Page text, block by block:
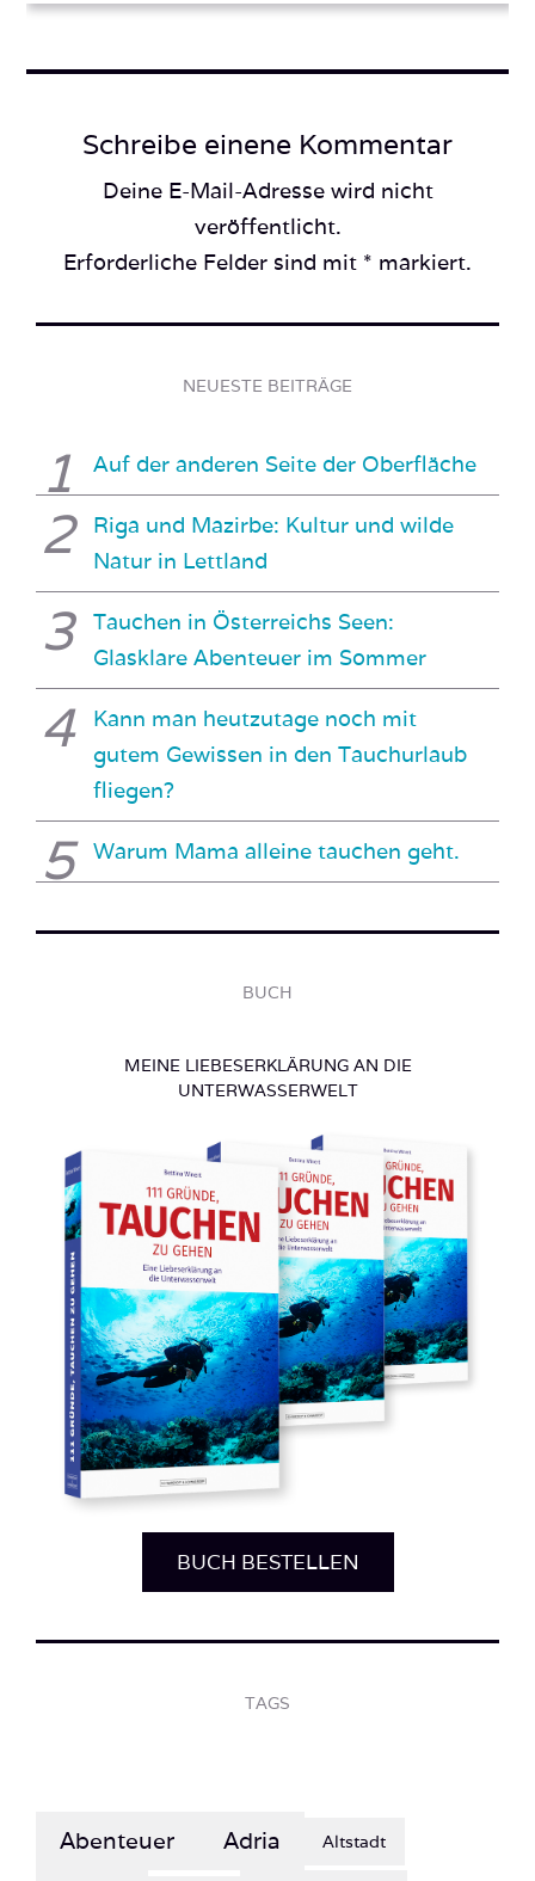
Schreibe einene Kommentar
Deine E-Mail-Adresse wird nicht
veröffentlicht.
Erforderliche Felder sind mit * markiert.
NEUESTE BEITRÄGE
Auf der anderen Seite der Oberfläche
Riga und Mazirbe: Kultur und wilde
Natur in Lettland
Tauchen in Österreichs Seen:
Glasklare Abenteuer im Sommer
Kann man heutzutage noch mit
gutem Gewissen in den Tauchurlaub
fliegen?
Warum Mama alleine tauchen geht.
BUCH
MEINE LIEBESERKLÄRUNG AN DIE
UNTERWASSERWELT
BUCH BESTELLEN
TAGS
Abenteuer Adria Altstadt